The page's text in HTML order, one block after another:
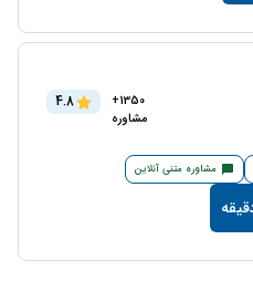
1350+
مشاوره
4.8
مشاوره متنی آنلاین